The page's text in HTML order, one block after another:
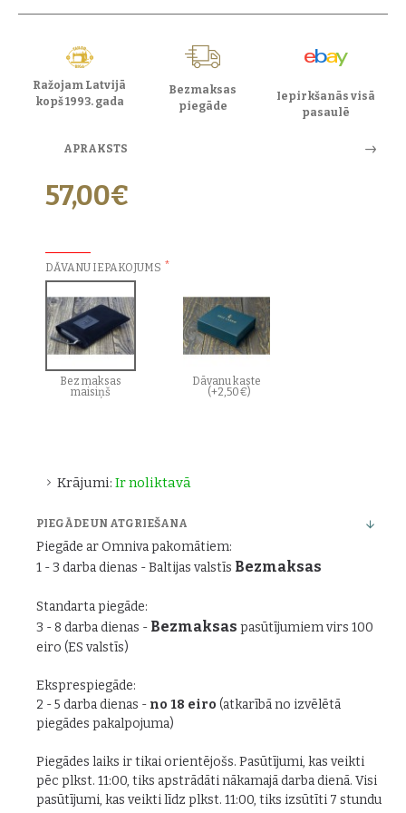
Ražojam Latvijā
kopš 1993. gada
Bezmaksas
piegāde
Iepirkšanās visā
pasaulē
APRAKSTS
Krājumi: Ir noliktavā
57,00€
DĀVANU IEPAKOJUMS
Bez maksas
maisiņš
Dāvanu kaste
(+2,50€)
PIEGĀDE UN ATGRIEŠANA
Piegāde ar Omniva pakomātiem:
1 - 3 darba dienas - Baltijas valstīs Bezmaksas
Standarta piegāde:
3 - 8 darba dienas - Bezmaksas pasūtījumiem virs 100
eiro (ES valstīs)
Eksprespiegāde:
2 - 5 darba dienas - no 18 eiro (atkarībā no izvēlētā
piegādes pakalpojuma)
Piegādes laiks ir tikai orientējošs. Pasūtījumi, kas veikti
pēc plkst. 11:00, tiks apstrādāti nākamajā darba dienā. Visi
pasūtījumi, kas veikti līdz plkst. 11:00, tiks izsūtīti 7 stundu